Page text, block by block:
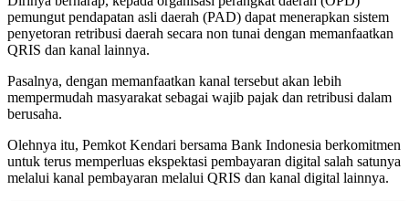
pemungut pendapatan asli daerah (PAD) dapat menerapkan sistem
penyetoran retribusi daerah secara non tunai dengan memanfaatkan
QRIS dan kanal lainnya.
Pasalnya, dengan memanfaatkan kanal tersebut akan lebih
mempermudah masyarakat sebagai wajib pajak dan retribusi dalam
berusaha.
Olehnya itu, Pemkot Kendari bersama Bank Indonesia berkomitmen
untuk terus memperluas ekspektasi pembayaran digital salah satunya
melalui kanal pembayaran melalui QRIS dan kanal digital lainnya.